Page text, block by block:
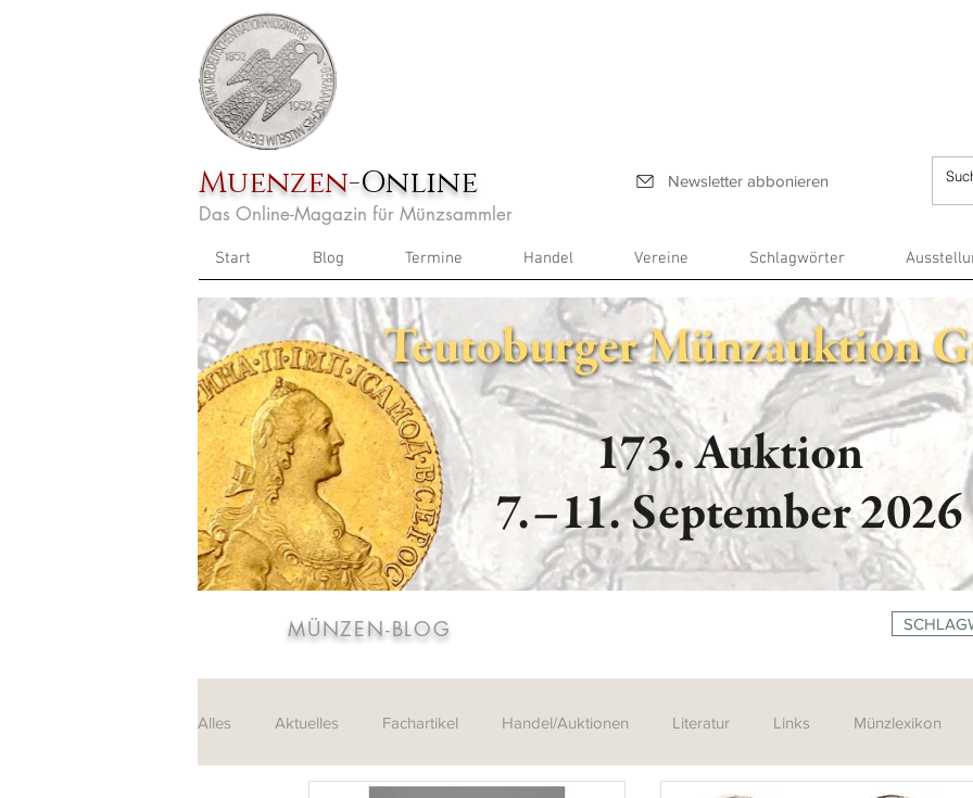
Muenzen-Online Newsletter abbonieren
Das Online-Magazin für Münzsammler
Start Blog Termine Handel Vereine Schlagwörter
MÜNZEN-BLOG
Alles Aktuelles Fachartikel Handel/Auktionen Literatur Links Münzlexikon